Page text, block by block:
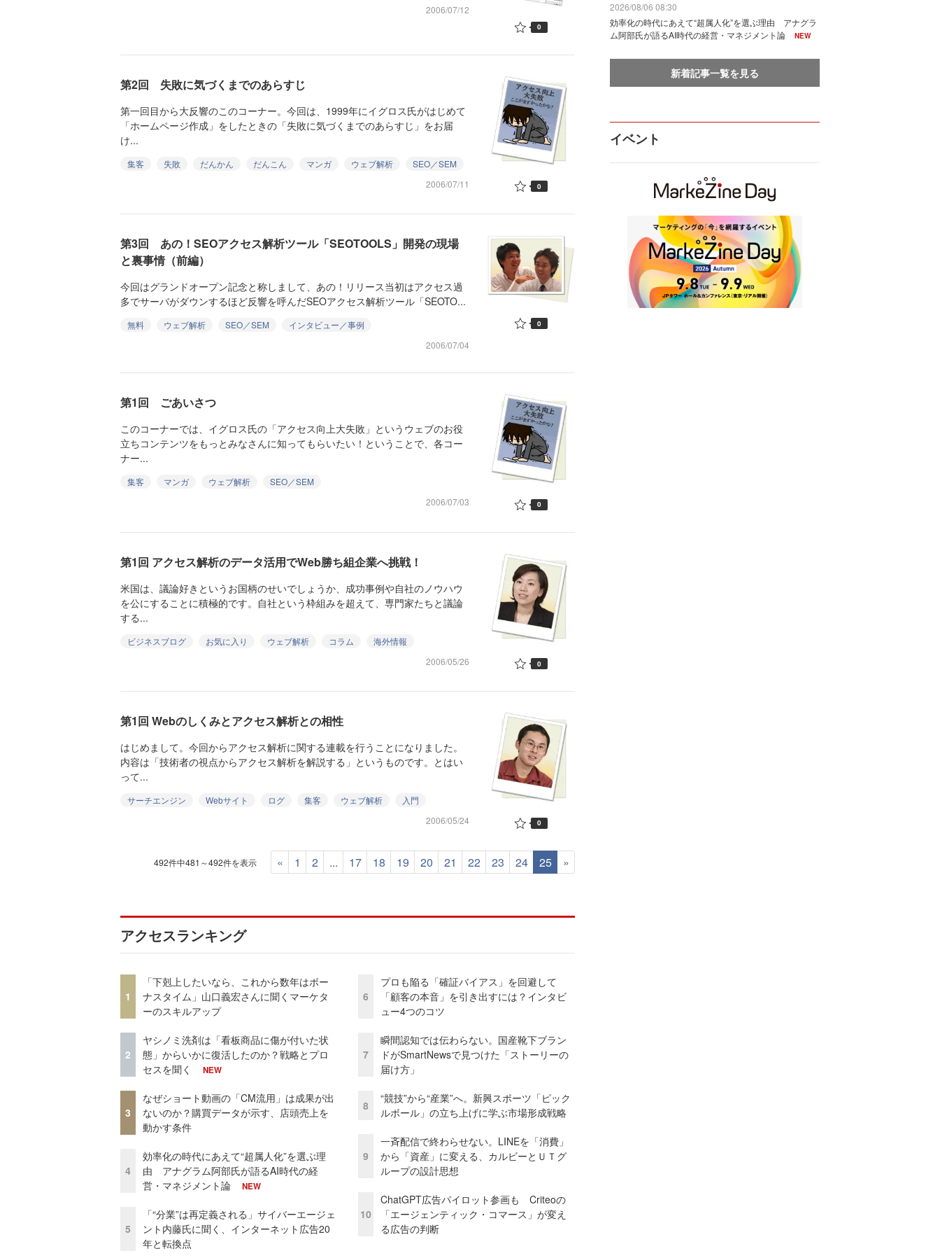
2006/07/12
0
第2回 失敗に気づくまでのあらすじ
第一回目から大反響のこのコーナー。今回は、1999年にイグロス氏がはじめて
「ホームページ作成」をしたときの「失敗に気づくまでのあらすじ」をお届
け...
集客 失敗 だんかん だんこん マンガ ウェブ解析
SEO／SEM
2006/07/11
0
第3回 あの！SEOアクセス解析ツール「SEOTOOLS」開発の現場
と裏事情（前編）
今回はグランドオープン記念と称しまして、あの！リリース当初はアクセス過
多でサーバがダウンするほど反響を呼んだSEOアクセス解析ツール「SEOTO...
無料 ウェブ解析 SEO／SEM
インタビュー／事例
2006/07/04
0
第1回 ごあいさつ
このコーナーでは、イグロス氏の「アクセス向上大失敗」というウェブのお役
立ちコンテンツをもっとみなさんに知ってもらいたい！ということで、各コー
ナー...
集客 マンガ ウェブ解析
SEO／SEM
2006/07/03
0
第1回 アクセス解析のデータ活用でWeb勝ち組企業へ挑戦！
米国は、議論好きというお国柄のせいでしょうか、成功事例や自社のノウハウ
を公にすることに積極的です。自社という枠組みを超えて、専門家たちと議論
する...
ビジネスブログ お気に入り ウェブ解析 コラム
海外情報
2006/05/26
0
第1回 Webのしくみとアクセス解析との相性
はじめまして。今回からアクセス解析に関する連載を行うことになりました。
内容は「技術者の視点からアクセス解析を解説する」というものです。とはい
って...
サーチエンジン Webサイト ログ 集客 ウェブ解析
入門
2006/05/24
0
492件中481～492件を表示 « 1 2 ... 17 18 19 20 21 22 23 24 25 »
アクセスランキング
1
「下剋上したいなら、これから数年はボー
ナスタイム」山口義宏さんに聞くマーケタ
ーのスキルアップ
2
ヤシノミ洗剤は「看板商品に傷が付いた状
態」からいかに復活したのか？戦略とプロ
セスを聞く
NEW
3
なぜショート動画の「CM流用」は成果が出
ないのか？購買データが示す、店頭売上を
動かす条件
4
効率化の時代にあえて“超属人化”を選ぶ理
由 アナグラム阿部氏が語るAI時代の経
営・マネジメント論
NEW
5
「“分業”は再定義される」サイバーエージェ
ント内藤氏に聞く、インターネット広告20
年と転換点
6
プロも陥る「確証バイアス」を回避して
「顧客の本音」を引き出すには？インタビ
ュー4つのコツ
7
瞬間認知では伝わらない。国産靴下ブラン
ドがSmartNewsで見つけた「ストーリーの
届け方」
8
“競技”から“産業”へ。新興スポーツ「ピック
ルボール」の立ち上げに学ぶ市場形成戦略
9
一斉配信で終わらせない。LINEを「消費」
から「資産」に変える、カルビーとＵＴグ
ループの設計思想
10
ChatGPT広告パイロット参画も Criteoの
「エージェンティック・コマース」が変え
る広告の判断
2026/08/06 08:30
効率化の時代にあえて“超属人化”を選ぶ理由 アナグラ
ム阿部氏が語るAI時代の経営・マネジメント論
NEW
新着記事一覧を見る
イベント